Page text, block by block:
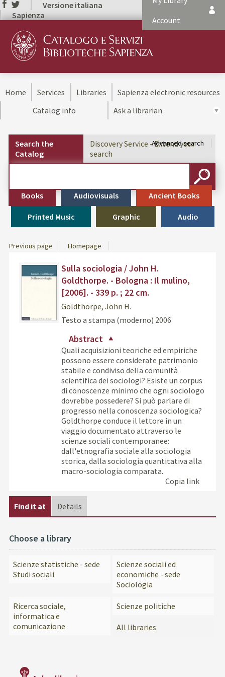
Versione italiana
Sapienza
Account
Home Services Libraries
Sapienza electronic resources
Catalog info
Ask a librarian
Search the
Catalog
Discovery Service - Extend your
search
Books Audiovisuals Ancient Books
Printed Music Graphic Audio
Advanced search
Previous page Homepage
del
documento
Copia link
Sulla sociologia / John H.
Goldthorpe. - Bologna : Il mulino,
[2006]. - 339 p. ; 22 cm.
Goldthorpe, John H.
Testo a stampa (moderno) 2006
Abstract
Quali acquisizioni teoriche ed empiriche
possono essere considerate patrimonio
stabile e condiviso della comunità
scientifica dei sociologi? Esiste un corpus
di conoscenze minimo che ogni sociologo
dovrebbe possedere? Si può parlare di
progresso nella conoscenza sociologica?
Goldthorpe conduce il lettore in un
viaggio documentato attraverso le
scienze sociali contemporanee:
dall'etnografia sociale alla sociologia
storica, dalla sociologia quantitativa alla
macro-sociologia comparata.
Find it at Details
Choose a library
Scienze statistiche - sede
Studi sociali
Scienze sociali ed
economiche - sede
Sociologia
Ricerca sociale,
informatica e
comunicazione
Scienze politiche
All libraries